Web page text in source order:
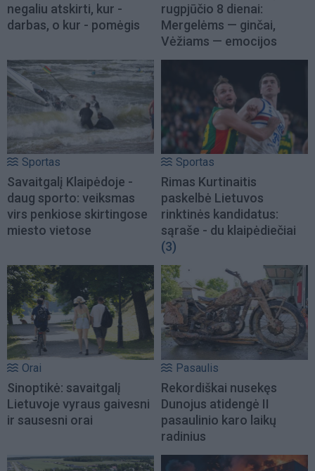
negaliu atskirti, kur -
darbas, o kur - pomėgis
rugpjūčio 8 dienai:
Mergelėms — ginčai,
Vėžiams — emocijos
Sportas
Savaitgalį Klaipėdoje -
daug sporto: veiksmas
virs penkiose skirtingose
miesto vietose
Sportas
Rimas Kurtinaitis
paskelbė Lietuvos
rinktinės kandidatus:
sąraše - du klaipėdiečiai
(3)
Orai
Sinoptikė: savaitgalį
Lietuvoje vyraus gaivesni
ir sausesni orai
Pasaulis
Rekordiškai nusekęs
Dunojus atidengė II
pasaulinio karo laikų
radinius